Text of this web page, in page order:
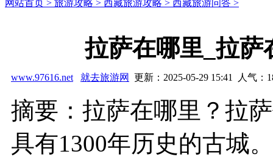
网站首页 > 旅游攻略 > 西藏旅游攻略 > 西藏旅游问答 >
拉萨在哪里_拉萨
www.97616.net 就去旅游网 更新：2025-05-29 15:41 人气：
摘要：拉萨在哪里？拉
具有1300年历史的古城